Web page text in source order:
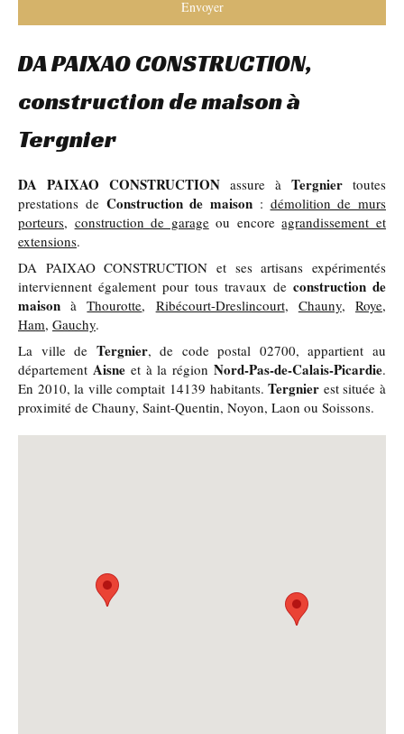
Envoyer
DA PAIXAO CONSTRUCTION,
construction de maison à
Tergnier
DA PAIXAO CONSTRUCTION assure à Tergnier toutes
prestations de Construction de maison : démolition de murs
porteurs, construction de garageou encoreagrandissement et
extensions.
DA PAIXAO CONSTRUCTION et ses artisans expérimentés
interviennent également pour tous travaux de construction de
maison àThourotte, Ribécourt-Dreslincourt, Chauny,Roye,
Ham, Gauchy.
La ville de Tergnier, de code postal 02700, appartient au
département Aisneet à la régionNord-Pas-de-Calais-Picardie.
En 2010, la ville comptait 14139 habitants.Tergnier est située à
proximité de Chauny, Saint-Quentin, Noyon, Laon ou Soissons.